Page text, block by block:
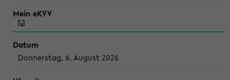
Donnerstag, 6. August 2026